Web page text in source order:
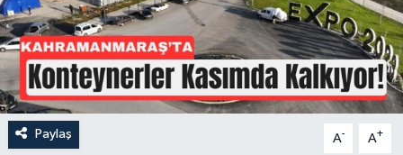
Paylaş A- A+
KÜLTÜR-SANAT
KSÜ
DÜNYA
ROPORTAJ